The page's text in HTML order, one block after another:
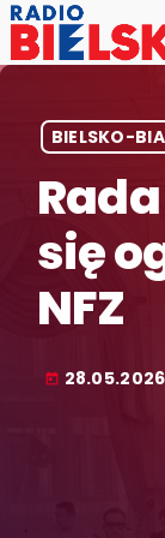
BIELSKO-
się
NFZ
today 28.05.2026